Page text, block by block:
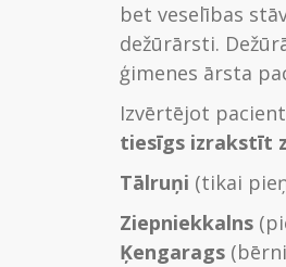
bet veselības
dežūrārsti.
ģimenes ārsta
Izvērtējot
tiesīgs izrakstīt
Tālruņi (tikai
Ziepniekkalns
Ķengarags